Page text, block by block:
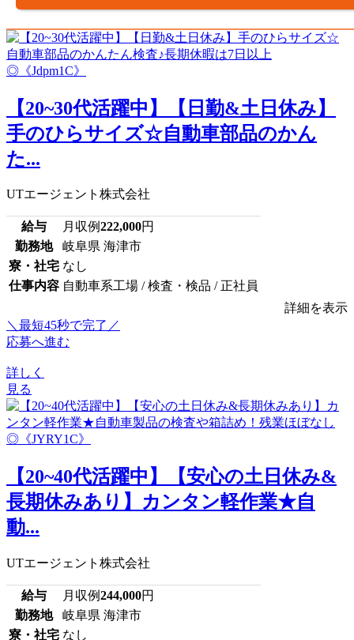
【20~30代活躍中】【日勤&土日休み】
手のひらサイズ☆自動車部品のかん
た...
UTエージェント株式会社
給与 月収例222,000円
勤務地
岐阜県 海津市
寮・社宅 なし
仕事内容 自動車系工場 / 検査・検品 / 正社員
詳細を表示
＼最短45秒で完了／
応募へ進む
詳しく
見る
【20~40代活躍中】【安心の土日休み&
長期休みあり】カンタン軽作業★自
動...
UTエージェント株式会社
給与 月収例244,000円
勤務地
岐阜県 海津市
寮・社宅 なし